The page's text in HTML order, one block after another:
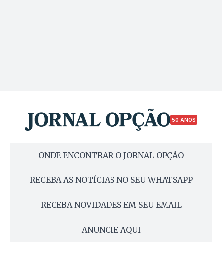
50 ANOS
ONDE ENCONTRAR O JORNAL OPÇÃO
RECEBA AS NOTÍCIAS NO SEU WHATSAPP
RECEBA NOVIDADES EM SEU EMAIL
ANUNCIE AQUI